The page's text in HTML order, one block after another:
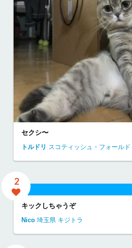
セクシ〜
トルドリ スコティッシュ・フォールド
2
キックしちゃうぞ
Nico 埼玉県 キジトラ